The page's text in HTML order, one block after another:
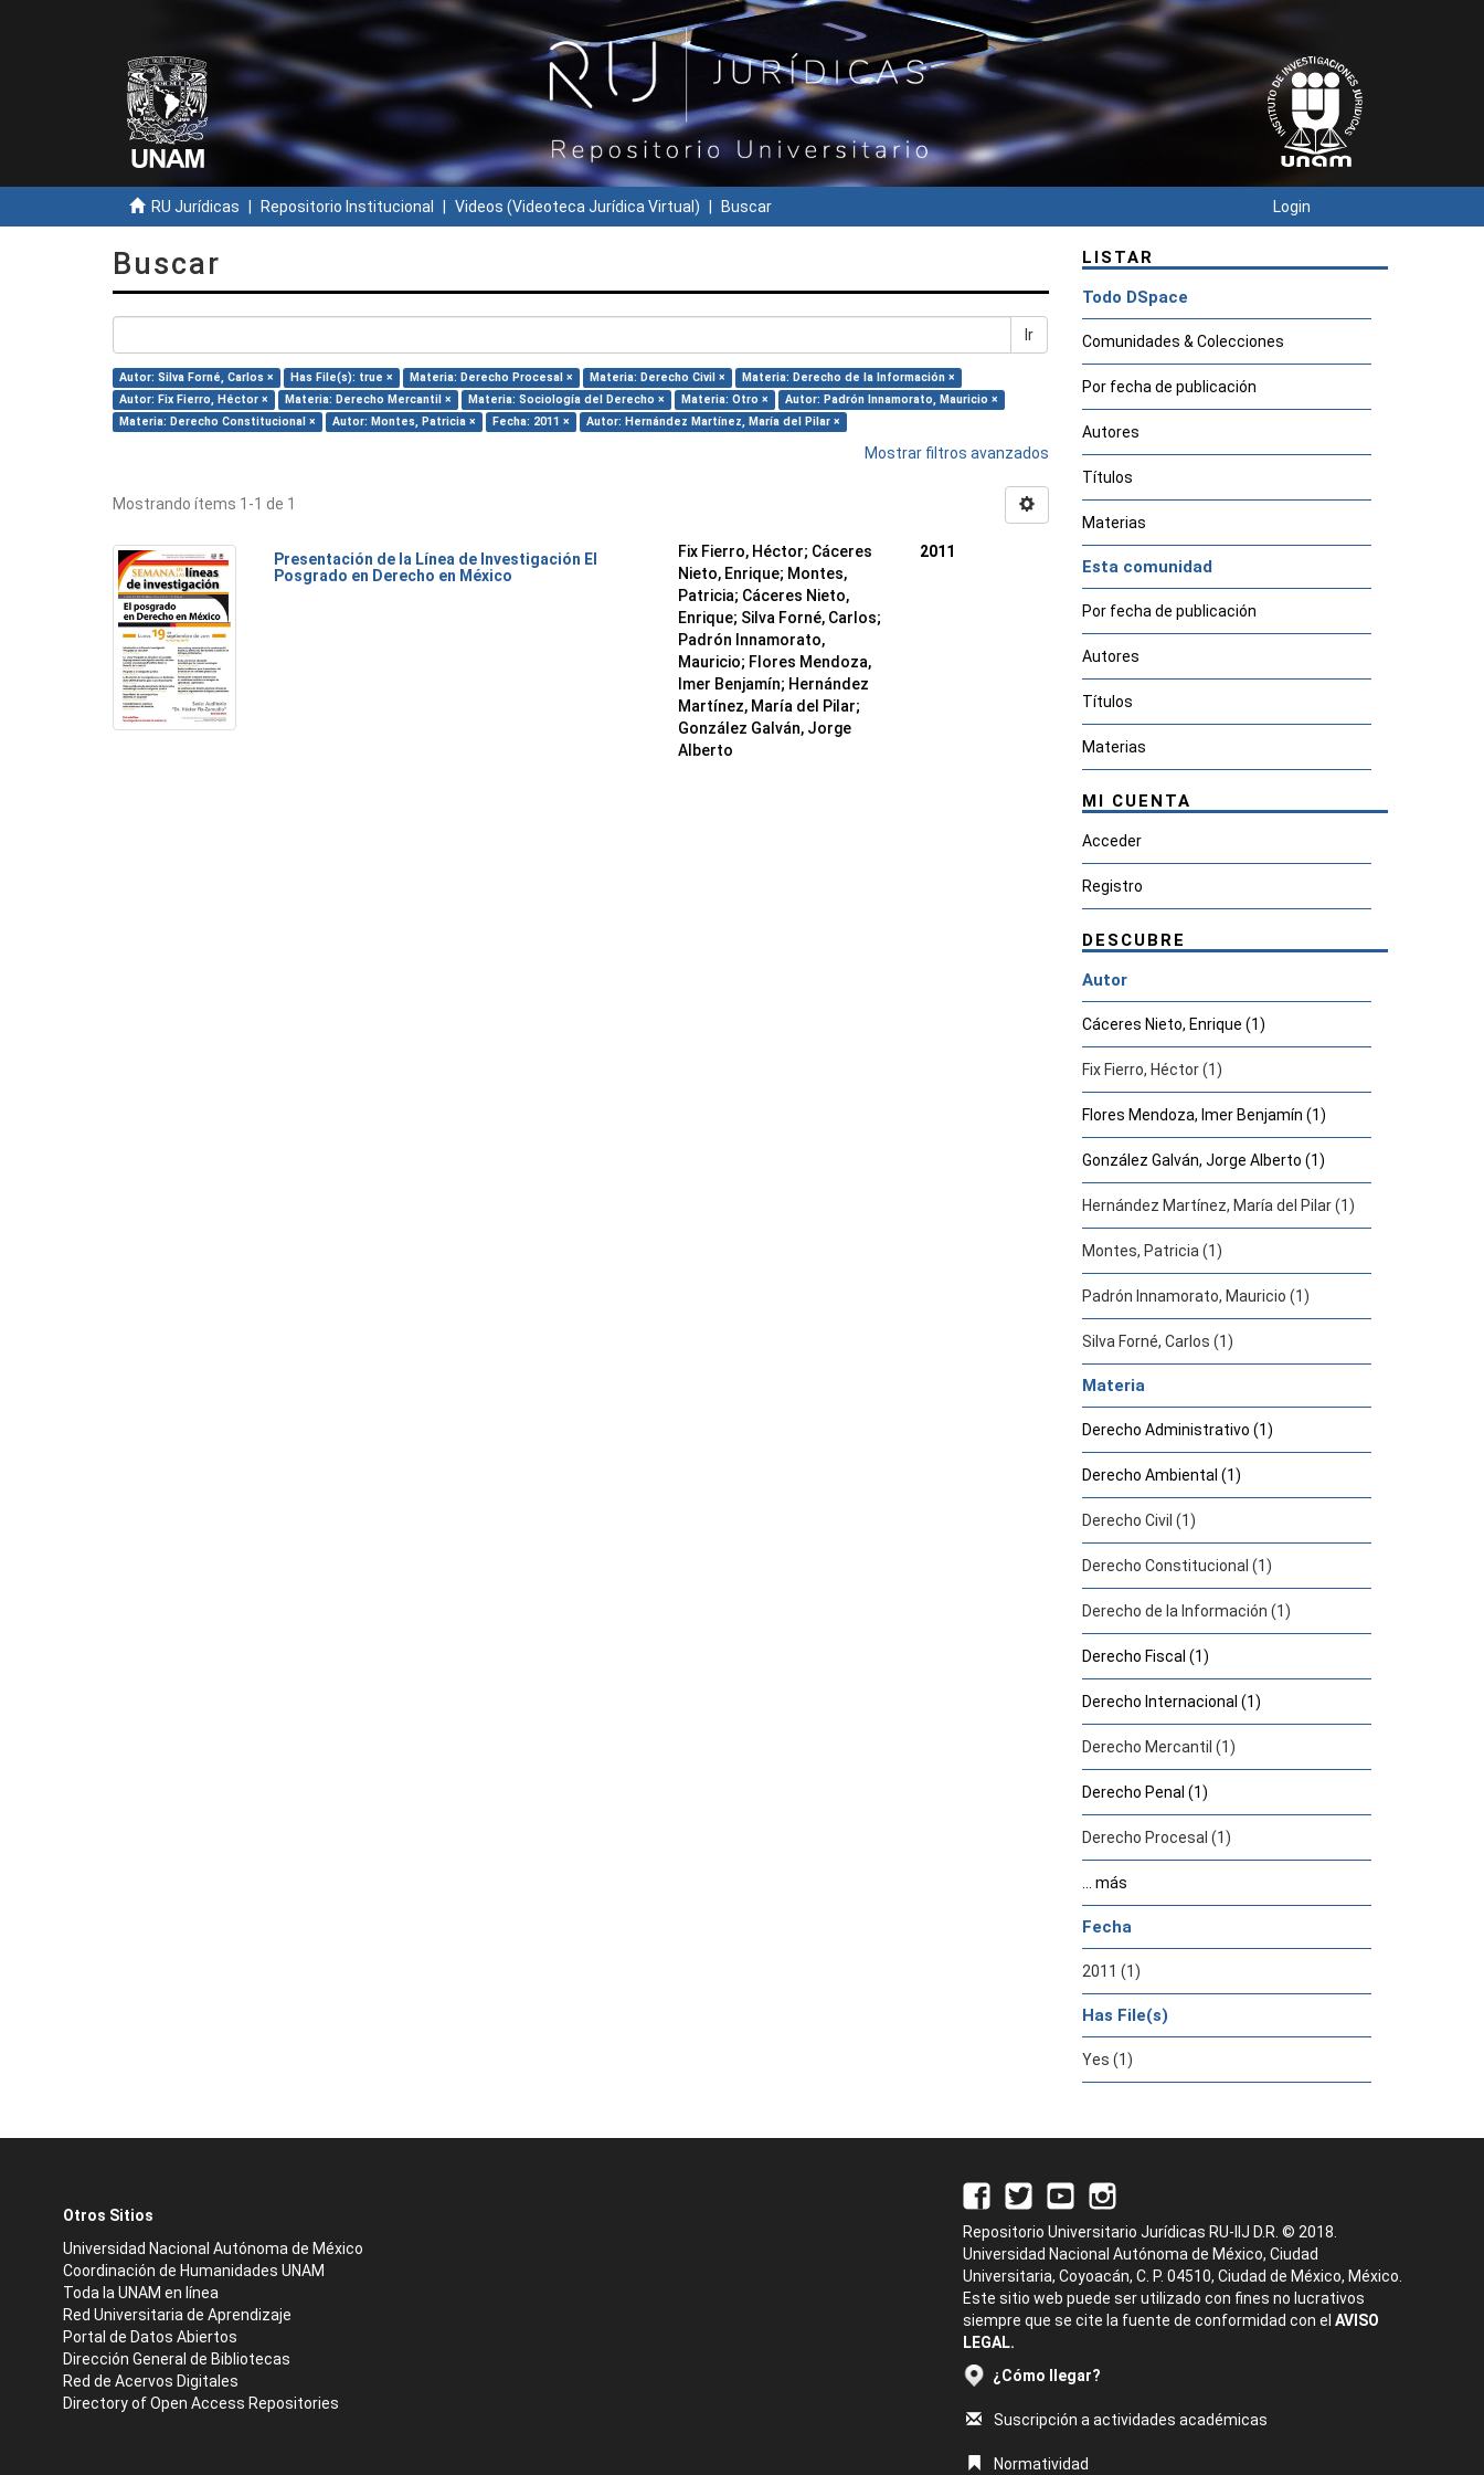
RU Jurídicas Repositorio Institucional Videos (Videoteca Jurídica Virtual) Buscar Login
Buscar
Ir
Autor: Silva Forné, Carlos × Has File(s): true × Materia: Derecho Procesal × Materia: Derecho Civil ×
Materia: Derecho de la Información ×
Autor: Fix Fierro, Héctor ×
Materia: Derecho Mercantil × Materia: Sociología del Derecho × Materia: Otro ×
Autor: Padrón Innamorato, Mauricio ×
Materia: Derecho Constitucional ×
Autor: Montes, Patricia × Fecha: 2011 × Autor: Hernández Martínez, María del Pilar ×
Mostrar filtros avanzados
Mostrando ítems 1-1 de 1
Presentación de la Línea de Investigación El
Posgrado en Derecho en México
Fix Fierro, Héctor; Cáceres
Nieto, Enrique; Montes,
Patricia; Cáceres Nieto,
Enrique; Silva Forné, Carlos;
Padrón Innamorato,
Mauricio; Flores Mendoza,
Imer Benjamín; Hernández
Martínez, María del Pilar;
González Galván, Jorge
Alberto
2011
LISTAR
Todo DSpace
Comunidades & Colecciones
Por fecha de publicación
Autores
Títulos
Materias
Esta comunidad
Por fecha de publicación
Autores
Títulos
Materias
MI CUENTA
Acceder
Registro
DESCUBRE
Autor
Cáceres Nieto, Enrique (1)
Fix Fierro, Héctor (1)
Flores Mendoza, Imer Benjamín (1)
González Galván, Jorge Alberto (1)
Hernández Martínez, María del Pilar (1)
Montes, Patricia (1)
Padrón Innamorato, Mauricio (1)
Silva Forné, Carlos (1)
Materia
Derecho Administrativo (1)
Derecho Ambiental (1)
Derecho Civil (1)
Derecho Constitucional (1)
Derecho de la Información (1)
Derecho Fiscal (1)
Derecho Internacional (1)
Derecho Mercantil (1)
Derecho Penal (1)
Derecho Procesal (1)
... más
Fecha
2011 (1)
Has File(s)
Yes (1)
Otros Sitios
Universidad Nacional Autónoma de México
Coordinación de Humanidades UNAM
Toda la UNAM en línea
Red Universitaria de Aprendizaje
Portal de Datos Abiertos
Dirección General de Bibliotecas
Red de Acervos Digitales
Directory of Open Access Repositories
Repositorio Universitario Jurídicas RU-IIJ D.R. © 2018.
Universidad Nacional Autónoma de México, Ciudad
Universitaria, Coyoacán, C. P. 04510, Ciudad de México, México.
Este sitio web puede ser utilizado con fines no lucrativos
siempre que se cite la fuente de conformidad con el AVISO
LEGAL.
¿Cómo llegar?
Suscripción a actividades académicas
Normatividad